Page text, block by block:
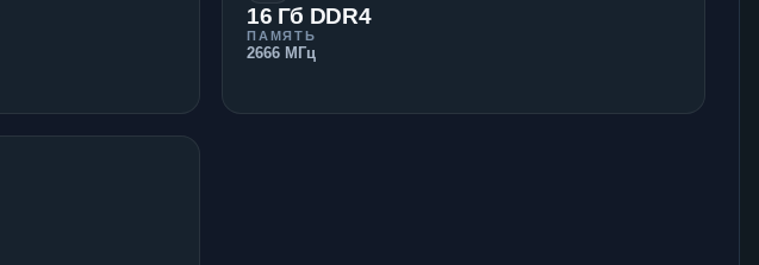
16 Гб DDR4
ПАМЯТЬ
2666 МГц